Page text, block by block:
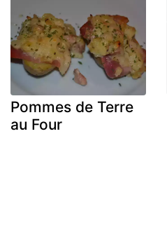
Pommes de Terre
au Four